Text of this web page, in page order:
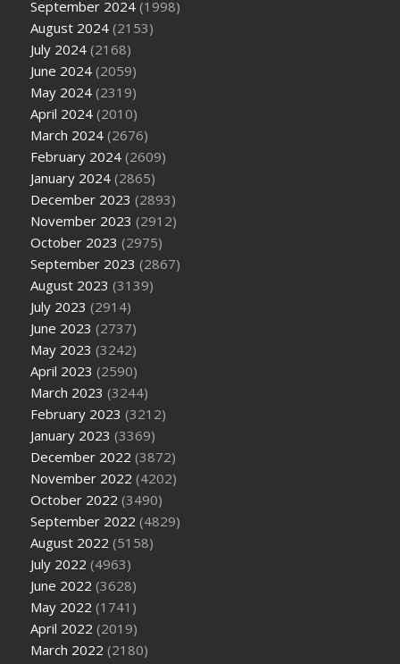
September 2024 (1998)
August 2024 (2153)
July 2024 (2168)
June 2024 (2059)
May 2024 (2319)
April 2024 (2010)
March 2024 (2676)
February 2024 (2609)
January 2024 (2865)
December 2023 (2893)
November 2023 (2912)
October 2023 (2975)
September 2023 (2867)
August 2023 (3139)
July 2023 (2914)
June 2023 (2737)
May 2023 (3242)
April 2023 (2590)
March 2023 (3244)
February 2023 (3212)
January 2023 (3369)
December 2022 (3872)
November 2022 (4202)
October 2022 (3490)
September 2022 (4829)
August 2022 (5158)
July 2022 (4963)
June 2022 (3628)
May 2022 (1741)
April 2022 (2019)
March 2022 (2180)